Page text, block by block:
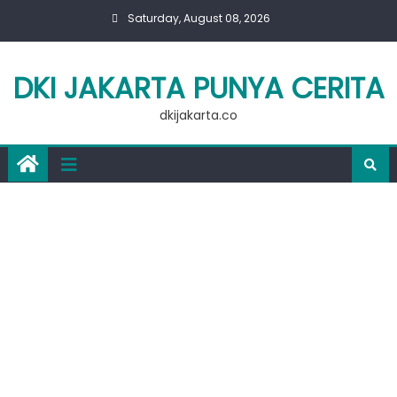
Saturday, August 08, 2026
DKI JAKARTA PUNYA CERITA
dkijakarta.co